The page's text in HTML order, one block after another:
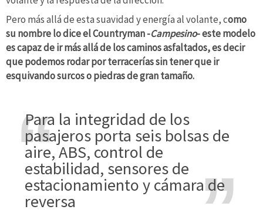
Pero más allá de esta suavidad y energía al volante, como
su nombre lo dice el Countryman -Campesino- este modelo
es capaz de ir más allá de los caminos asfaltados, es decir
que podemos rodar por terracerías sin tener que ir
esquivando surcos o piedras de gran tamaño.
Para la integridad de los
pasajeros porta seis bolsas de
aire, ABS, control de
estabilidad, sensores de
estacionamiento y cámara de
reversa